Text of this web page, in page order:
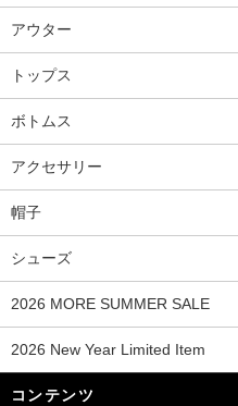
アウター
トップス
ボトムス
アクセサリー
帽子
シューズ
2026 MORE SUMMER SALE
2026 New Year Limited Item
コンテンツ